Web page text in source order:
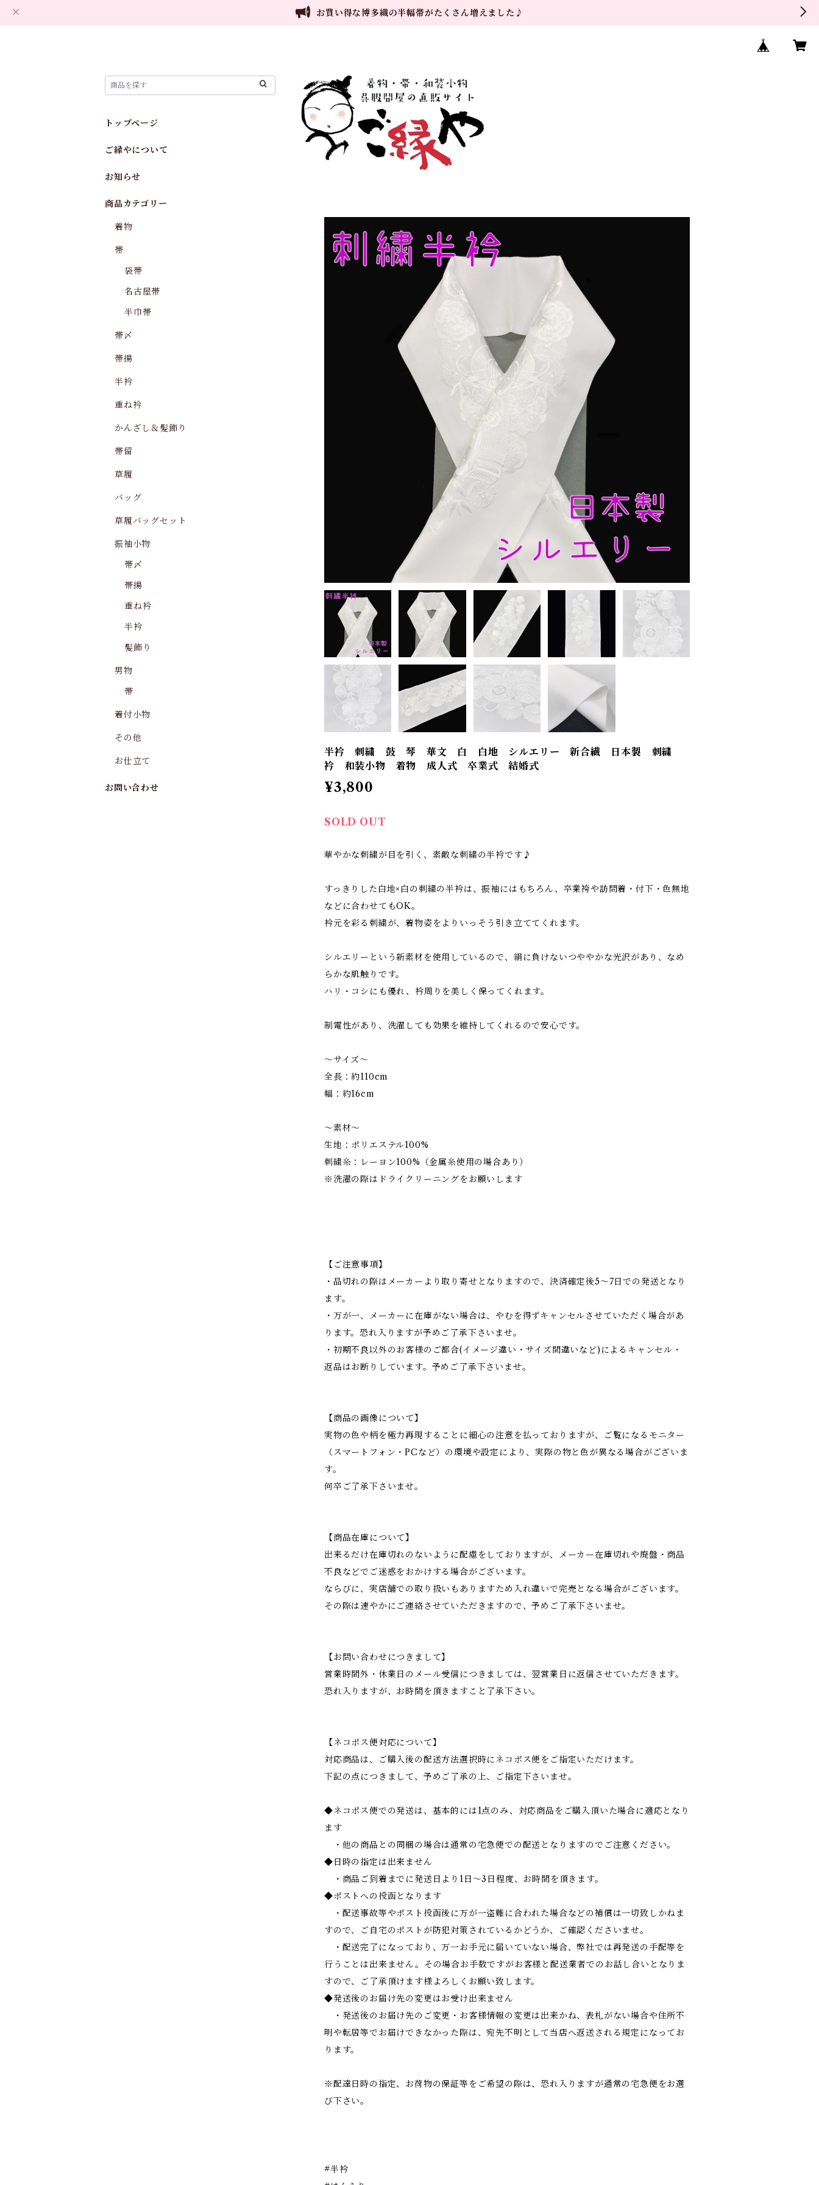
お買い得な博多織の半幅帯がたくさん増えました♪
半衿 刺繍 鼓 琴 華文 白 白地 シルエリー 新合繊 日本製 刺繍
衿 和装小物 着物 成人式 卒業式 結婚式
¥3,800
SOLD OUT
華やかな刺繍が目を引く、素敵な刺繍の半衿です♪
すっきりした白地×白の刺繍の半衿は、振袖にはもちろん、卒業袴や訪問着・付下・色無地
などに合わせてもOK。
衿元を彩る刺繍が、着物姿をよりいっそう引き立ててくれます。
シルエリーという新素材を使用しているので、絹に負けないつややかな光沢があり、なめ
らかな肌触りです。
ハリ・コシにも優れ、衿周りを美しく保ってくれます。
制電性があり、洗濯しても効果を維持してくれるので安心です。
～サイズ～
全長：約110cm
幅：約16cm
～素材～
生地：ポリエステル100%
刺繍糸：レーヨン100%（金属糸使用の場合あり）
※洗濯の際はドライクリーニングをお願いします
【ご注意事項】
・品切れの際はメーカーより取り寄せとなりますので、決済確定後5～7日での発送となり
ます。
・万が一、メーカーに在庫がない場合は、やむを得ずキャンセルさせていただく場合があ
ります。恐れ入りますが予めご了承下さいませ。
・初期不良以外のお客様のご都合(イメージ違い・サイズ間違いなど)によるキャンセル・
返品はお断りしています。予めご了承下さいませ。
【商品の画像について】
実物の色や柄を極力再現することに細心の注意を払っておりますが、ご覧になるモニター
（スマートフォン・PCなど）の環境や設定により、実際の物と色が異なる場合がございま
す。
何卒ご了承下さいませ。
【商品在庫について】
出来るだけ在庫切れのないように配慮をしておりますが、メーカー在庫切れや廃盤・商品
不良などでご迷惑をおかけする場合がございます。
ならびに、実店舗での取り扱いもありますため入れ違いで完売となる場合がございます。
その際は速やかにご連絡させていただきますので、予めご了承下さいませ。
【お問い合わせにつきまして】
営業時間外・休業日のメール受信につきましては、翌営業日に返信させていただきます。
恐れ入りますが、お時間を頂きますこと了承下さい。
【ネコポス便対応について】
対応商品は、ご購入後の配送方法選択時にネコポス便をご指定いただけます。
下記の点につきまして、予めご了承の上、ご指定下さいませ。
◆ネコポス便での発送は、基本的には1点のみ、対応商品をご購入頂いた場合に適応となり
ます
・他の商品との同梱の場合は通常の宅急便での配送となりますのでご注意ください。
◆日時の指定は出来ません
・商品ご到着までに発送日より1日～3日程度、お時間を頂きます。
◆ポストへの投函となります
・配送事故等やポスト投函後に万が一盗難に合われた場合などの補償は一切致しかねま
すので、ご自宅のポストが防犯対策されているかどうか、ご確認くださいませ。
・配送完了になっており、万一お手元に届いていない場合、弊社では再発送の手配等を
行うことは出来ません。その場合お手数ですがお客様と配送業者でのお話し合いとなりま
すので、ご了承頂けます様よろしくお願い致します。
◆発送後のお届け先の変更はお受け出来ません
・発送後のお届け先のご変更・お客様情報の変更は出来かね、表札がない場合や住所不
明や転居等でお届けできなかった際は、宛先不明として当店へ返送される規定になってお
ります。
※配達日時の指定、お荷物の保証等をご希望の際は、恐れ入りますが通常の宅急便をお選
び下さい。
#半衿
トップページ
ご縁やについて
お知らせ
商品カテゴリー
着物
帯
袋帯
名古屋帯
半巾帯
帯〆
帯揚
半衿
重ね衿
かんざし＆髪飾り
帯留
草履
バッグ
草履バッグセット
振袖小物
帯〆
帯揚
重ね衿
半衿
髪飾り
男物
帯
着付小物
その他
お仕立て
お問い合わせ